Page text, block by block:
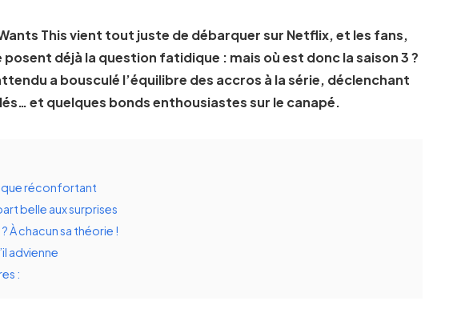
This vient tout juste de débarquer sur Netflix, et les fans,
déjà la question fatidique : mais où est donc la saison 3 ?
a bousculé l’équilibre des accros à la série, déclenchant
et quelques bonds enthousiastes sur le canapé.
que réconfortant
belle aux surprises
À chacun sa théorie !
advienne
: